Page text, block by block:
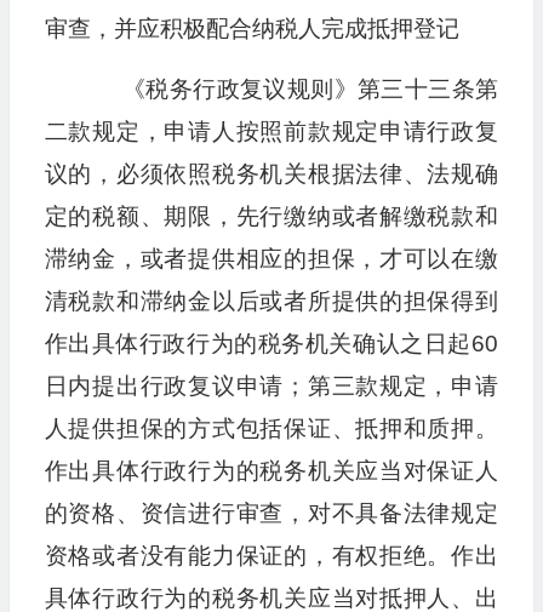
审查，并应积极配合纳税人完成抵押登记
《税务行政复议规则》第三十三条第
二款规定，申请人按照前款规定申请行政复
议的，必须依照税务机关根据法律、法规确
定的税额、期限，先行缴纳或者解缴税款和
滞纳金，或者提供相应的担保，才可以在缴
清税款和滞纳金以后或者所提供的担保得到
作出具体行政行为的税务机关确认之日起60
日内提出行政复议申请；第三款规定，申请
人提供担保的方式包括保证、抵押和质押。
作出具体行政行为的税务机关应当对保证人
的资格、资信进行审查，对不具备法律规定
资格或者没有能力保证的，有权拒绝。作出
具体行政行为的税务机关应当对抵押人、出